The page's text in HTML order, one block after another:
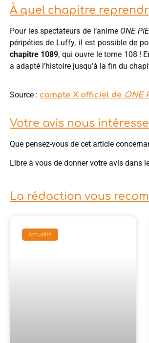
À quel chapitre
Pour les spectateurs de l’anime ONE
péripéties de Luffy, il est possible de
chapitre 1089, qui ouvre le tome 108 !
a adapté l’histoire jusqu’à la fin du
Source : compte X officiel de ONE
Votre avis nous
Que pensez-vous de cet article
Libre à vous de donner votre avis dans
La rédaction vous
Actualité